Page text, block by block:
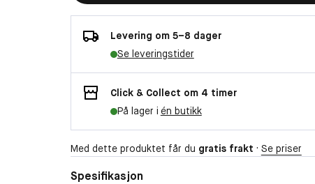
Levering om 5–8 dager
Se leveringstider
Click & Collect om 4 timer
På lager i én butikk
Med dette produktet får du gratis frakt · Se priser
Spesifikasjon